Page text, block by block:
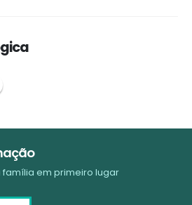
em primeiro lugar